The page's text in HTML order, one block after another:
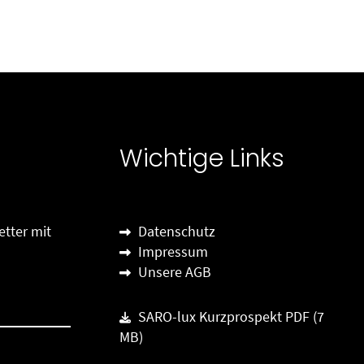
mit
Wichtige Links
Datenschutz
Impressum
Unsere AGB
SARO-lux Kurzprospekt PDF (7
MB)